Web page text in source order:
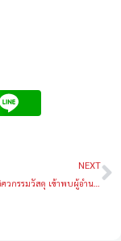
NEXT
อาจารย์ภาควิชาวิศวกรรมวัสดุ เข้าพบผู้อำนวยการกองสารพันธุกรรมสถาบันนิติวิทยาศาสตร์ กระทรวงยุติธรรม เพื่อหารือในการทำงานวิจัยด้านวัสดุ